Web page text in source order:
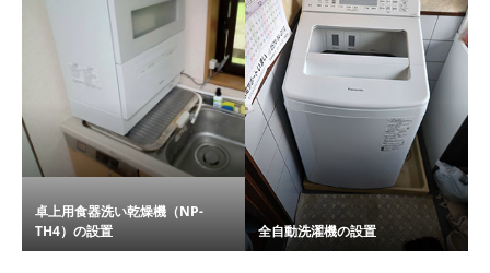
卓上用食器洗い乾燥機（NP-
TH4）の設置
全自動洗濯機の設置